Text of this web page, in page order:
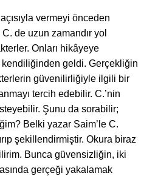
vermeyi önceden
de uzun zamandır yol
Onları hikâyeye
geldi. Gerçekliğin
güvenilirliğiyle ilgili bir
tercih edebilir. C.’nin
Şunu da sorabilir;
Belki yazar Saim’le C.
şekillendirmiştir. Okura biraz
Bunca güvensizliğin, iki
gerçeği yakalamak